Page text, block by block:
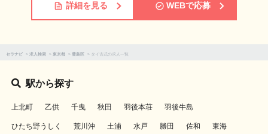
詳細を見る WEBで応募
セラナビ > 求人検索 > 東京都 > 豊島区 > タイ古式の求人一覧
駅から探す
上北町 乙供 千曳 秋田 羽後本荘 羽後牛島
ひたち野うしく 荒川沖 土浦 水戸 勝田 佐和 東海